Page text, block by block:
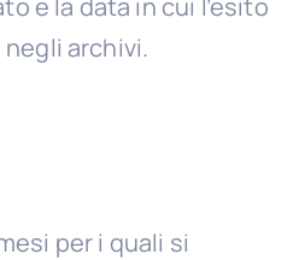
archivi.
per i quali si